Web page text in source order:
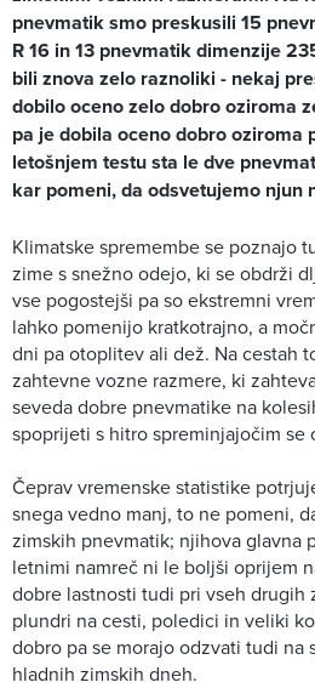
pnevmatik smo preskusili 15
R 16 in 13 pnevmatik dimenzije
bili znova zelo raznoliki - nekaj
dobilo oceno zelo dobro oziroma
pa je dobila oceno dobro oziroma
letošnjem testu sta le dve
kar pomeni, da odsvetujemo njun
Klimatske spremembe se poznajo
zime s snežno odejo, ki se obdrži
vse pogostejši pa so ekstremni
lahko pomenijo kratkotrajno, a
dni pa otoplitev ali dež. Na cestah
zahtevne vozne razmere, ki
seveda dobre pnevmatike na
spoprijeti s hitro spreminjajočim se
Čeprav vremenske statistike
snega vedno manj, to ne pomeni,
zimskih pnevmatik; njihova glavna
letnimi namreč ni le boljši oprijem
dobre lastnosti tudi pri vseh
plundri na cesti, poledici in veliki
dobro pa se morajo odzvati tudi na
hladnih zimskih dneh.